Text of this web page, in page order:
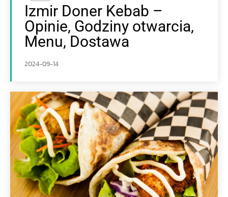
Izmir Doner Kebab –
Opinie, Godziny otwarcia,
Menu, Dostawa
2024-09-14